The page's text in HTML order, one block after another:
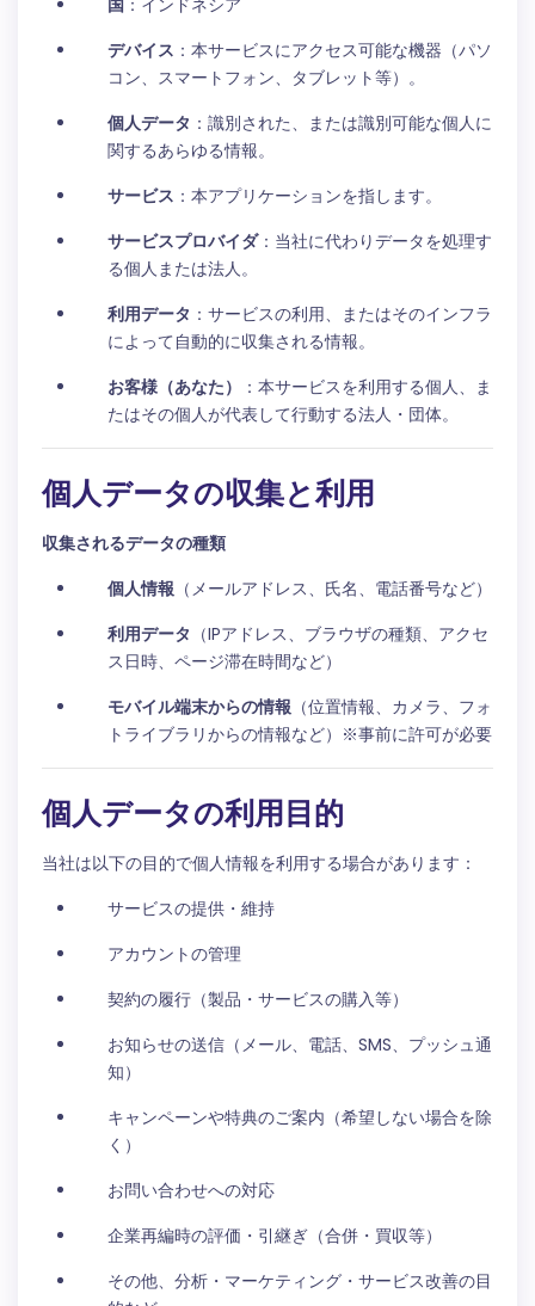
国 ：インドネシア
デバイス ：本サービスにアクセス可能な機器（パソ
コン、スマートフォン、タブレット等）。
個人データ ：識別された、または識別可能な個人に
関するあらゆる情報。
サービス ：本アプリケーションを指します。
サービスプロバイダ：当社に代わりデータを処理す
る個人または法人。
利用データ ：サービスの利用、またはそのインフラ
によって自動的に収集される情報。
お客様（あなた）
：本サービスを利用する個人、ま
たはその個人が代表して行動する法人・団体。
個人データの収集と利用
収集されるデータの種類
個人情報 （メールアドレス、氏名、電話番号など）
利用データ （IPアドレス、ブラウザの種類、アクセ
ス日時、ページ滞在時間など）
モバイル端末からの情報 （位置情報、カメラ、フォ
トライブラリからの情報など）※事前に許可が必要
個人データの利用目的
当社は以下の目的で個人情報を利用する場合があります：
サービスの提供・維持
アカウントの管理
契約の履行（製品・サービスの購入等）
お知らせの送信（メール、電話、SMS、プッシュ通
知）
キャンペーンや特典のご案内（希望しない場合を除
く）
お問い合わせへの対応
企業再編時の評価・引継ぎ（合併・買収等）
その他、分析・マーケティング・サービス改善の目